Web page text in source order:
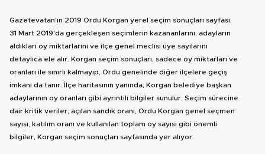
Gazetevatan'ın 2019 Ordu Korgan yerel seçim sonuçları sayfası,
31 Mart 2019'da gerçekleşen seçimlerin kazananlarını, adayların
aldıkları oy miktarlarını ve ilçe genel meclisi üye sayılarını
detaylıca ele alır. Korgan seçim sonuçları, sadece oy miktarları ve
oranları ile sınırlı kalmayıp, Ordu genelinde diğer ilçelere geçiş
imkanı da tanır. İlçe haritasının yanında, Korgan belediye başkan
adaylarının oy oranları gibi ayrıntılı bilgiler sunulur. Seçim sürecine
dair kritik veriler; açılan sandık oranı, Ordu Korgan genel seçmen
sayısı, katılım oranı ve kullanılan toplam oy sayısı gibi önemli
bilgiler, Korgan seçim sonuçları sayfasında yer alıyor.